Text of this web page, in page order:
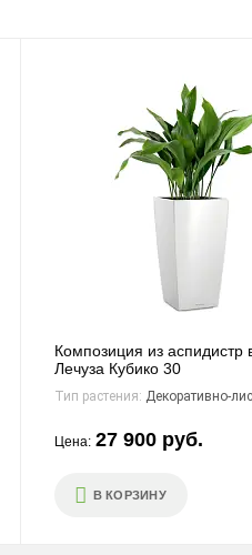
Композиция из аспидистр
Лечуза Кубико 30
Тип растения: Декоративно-
Цена: 27 900 руб.
В КОРЗИНУ